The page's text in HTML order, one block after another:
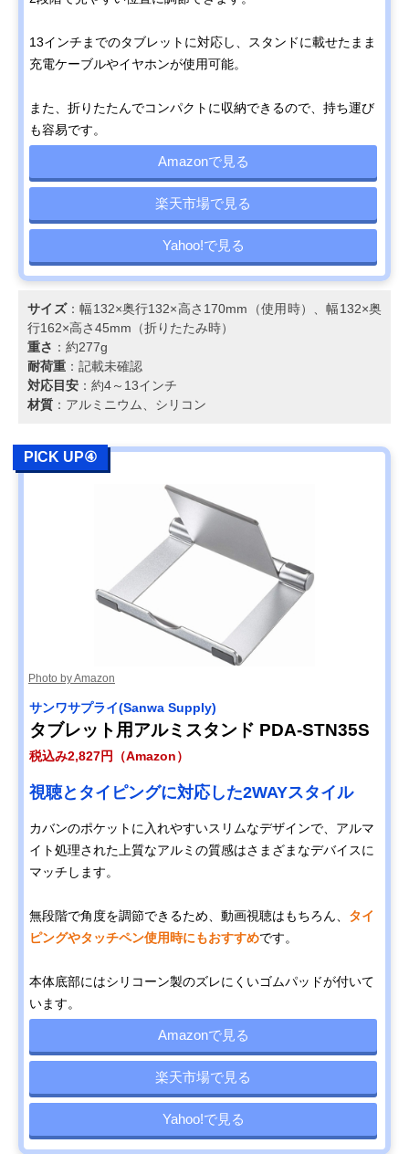
13インチまでのタブレットに対応し、スタンドに載せたまま
充電ケーブルやイヤホンが使用可能。
また、折りたたんでコンパクトに収納できるので、持ち運び
も容易です。
Amazonで見る
楽天市場で見る
Yahoo!で見る
サイズ：幅132×奥行132×高さ170mm（使用時）、幅132×奥
行162×高さ45mm（折りたたみ時）
重さ ：約277g
耐荷重 ：記載未確認
対応目安 ：約4～13インチ
材質 ：アルミニウム、シリコン
PICK UP④
Photo by Amazon
サンワサプライ(Sanwa Supply)
タブレット用アルミスタンド PDA-STN35S
税込み2,827円（Amazon）
視聴とタイピングに対応した2WAYスタイル
カバンのポケットに入れやすいスリムなデザインで、アルマ
イト処理された上質なアルミの質感はさまざまなデバイスに
マッチします。
無段階で角度を調節できるため、動画視聴はもちろん、 タイ
ピングやタッチペン使用時にもおすすめです。
本体底部にはシリコーン製のズレにくいゴムパッドが付いて
います。
Amazonで見る
楽天市場で見る
Yahoo!で見る